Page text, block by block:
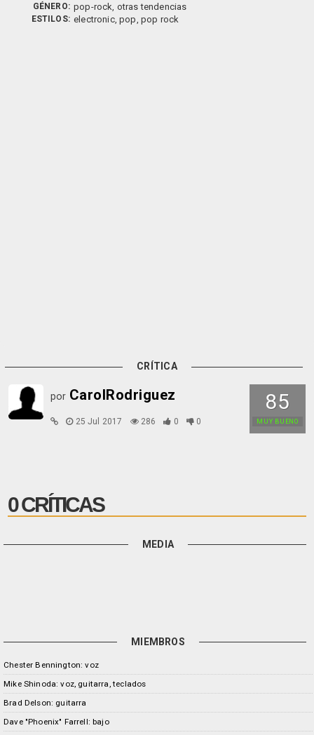
GÉNERO: pop-rock, otras tendencias
ESTILOS: electronic, pop, pop rock
CRÍTICA
85
MUY BUENO
por CarolRodriguez
25 Jul 2017 286 0 0
0 CRÍTICAS
MEDIA
MIEMBROS
Chester Bennington: voz
Mike Shinoda: voz, guitarra, teclados
Brad Delson: guitarra
Dave "Phoenix" Farrell: bajo